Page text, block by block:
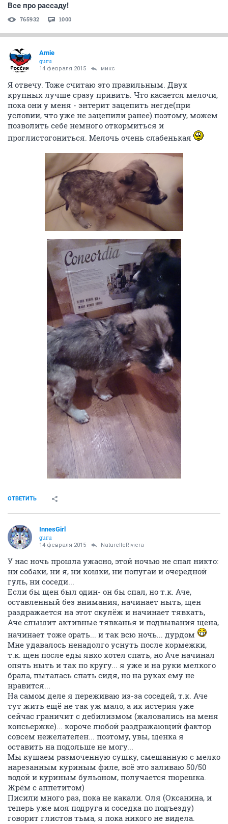
Все про рассаду!
765932 1000
Amie
guru
14 февраля 2015 микс
Я отвечу. Тоже считаю это правильным. Двух
крупных лучше сразу привить. Что касается мелочи,
пока они у меня - энтерит зацепить негде(при
условии, что уже не зацепили ранее).поэтому, можем
позволить себе немного откормиться и
проглистогониться. Мелочь очень слабенькая
ОТВЕТИТЬ
InnesGirl
guru
14 февраля 2015 NaturelleRiviera
У нас ночь прошла ужасно, этой ночью не спал никто:
ни собаки, ни я, ни кошки, ни попугаи и очередной
гуль, ни соседи...
Если бы щен был один- он бы спал, но т.к. Аче,
оставленный без внимания, начинает ныть, щен
раздражается на этот скулёж и начинает тявкать,
Аче слышит активные тявканья и подвывания щена,
начинает тоже орать... и так всю ночь... дурдом
Мне удавалось ненадолго уснуть после кормежки,
т.к. щен после еды явхо хотел спать, но Аче начинал
опять ныть и так по кругу... я уже и на руки мелкого
брала, пыталась спать сидя, но на руках ему не
нравится...
На самом деле я переживаю из-за соседей, т.к. Аче
тут жить ещё не так уж мало, а их истерия уже
сейчас граничит с дебилизмом (жаловались на меня
консьержке)... короче любой раздражающий фактор
совсем нежелателен... поэтому, увы, щенка я
оставить на подольше не могу...
Мы кушаем размоченную сушку, смешанную с мелко
нарезанным куриным филе, всё это заливаю 50/50
водой и куриным бульоном, получается пюрешка.
Жрём с аппетитом)
Писили много раз, пока не какали. Оля (Оксанина, и
теперь уже моя подруга и соседка по подъезду)
говорит глистов тьма, я пока никого не видела.